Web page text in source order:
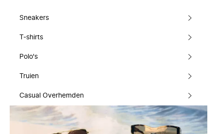
Sneakers
T-shirts
Polo's
Truien
Casual Overhemden